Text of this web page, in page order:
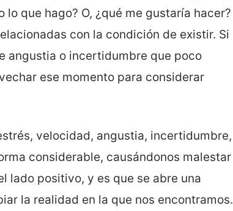
lo que hago? O, ¿qué me gustaría hacer?
con la condición de existir. Si
angustia o incertidumbre que poco
ese momento para considerar
velocidad, angustia, incertidumbre,
considerable, causándonos malestar
lado positivo, y es que se abre una
la realidad en la que nos encontramos.